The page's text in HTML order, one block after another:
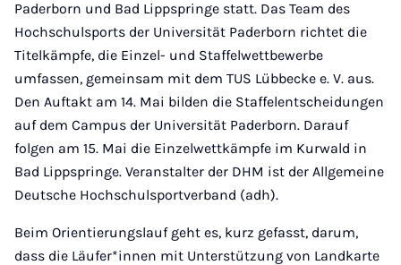
Paderborn und Bad Lippspringe statt. Das Team des
Hochschulsports der Universität Paderborn richtet die
Titelkämpfe, die Einzel- und Staffelwettbewerbe
umfassen, gemeinsam mit dem TUS Lübbecke e. V. aus.
Den Auftakt am 14. Mai bilden die Staffelentscheidungen
auf dem Campus der Universität Paderborn. Darauf
folgen am 15. Mai die Einzelwettkämpfe im Kurwald in
Bad Lippspringe. Veranstalter der DHM ist der Allgemeine
Deutsche Hochschulsportverband (adh).
Beim Orientierungslauf geht es, kurz gefasst, darum,
dass die Läufer*innen mit Unterstützung von Landkarte